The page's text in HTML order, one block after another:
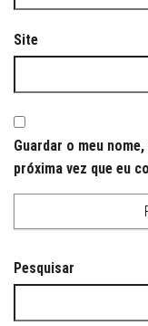
Site
Guardar o meu
próxima vez que eu
Pesquisar